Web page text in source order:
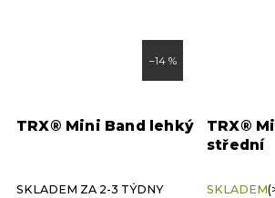
–14 %
TRX® Mini Band lehký
SKLADEM ZA 2-3 TÝDNY
TRX®
střední
SKLADEM